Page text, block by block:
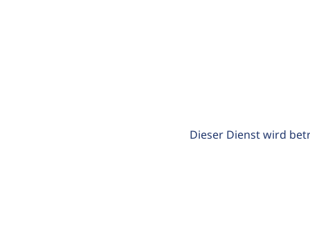
Dieser Dienst wird